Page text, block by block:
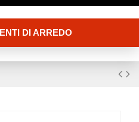
DI ARREDO